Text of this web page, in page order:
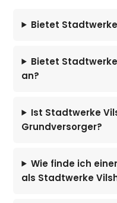
Bietet
Bietet
an?
Ist Stadtwerke
Grundversorger?
Wie finde ich
als Stadtwerke